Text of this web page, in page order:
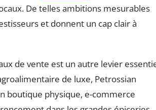
De telles ambitions mesurables
et donnent un cap clair à
de vente est un autre levier
de luxe, Petrossian
boutique physique, e-commerce